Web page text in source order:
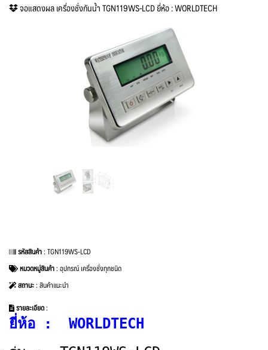
จอแสดงผล เครื่องชั่งกันน้ำ TGN119WS-LCD ยี่ห้อ : WORLDTECH
รหัสสินค้า: TGN119WS-LCD
หมวดหมู่สินค้า: อุปกรณ์ เครื่องชั่งทุกชนิด
สถานะ: สินค้าแนะนำ
รายละเอียด:
ยี่ห้อ : WORLDTECH